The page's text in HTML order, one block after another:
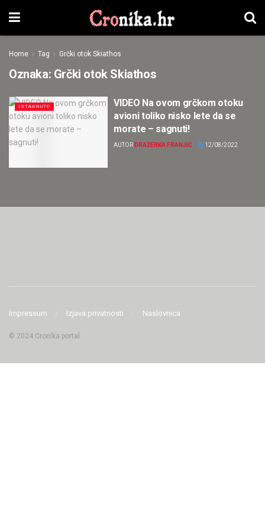
Home Tag Grčki otok Skiathos
Oznaka: Grčki otok Skiathos
ISTAKNUTO
VIDEO Na ovom grčkom otoku
avioni toliko nisko lete da se
morate – sagnuti!
AUTOR DRAŽENKA FRANJIĆ 12/08/2022
Impressum Izjava privatnosti Naslovnica
© 2024 Cronika portal